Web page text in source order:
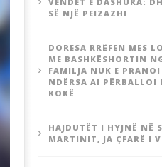
SË NJË PEIZAZHI
DORESA RRËFEN MES
ME BASHKËSHORTIN
FAMILJA NUK E
NDËRSA AI PËRBALLOI
KOKË
HAJDUTËT I HYJNË NË
MARTINIT, JA ÇFARË I